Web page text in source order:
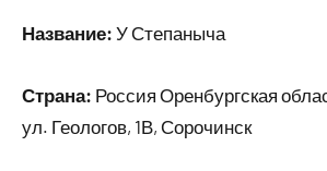
Название: У Степаныча
Страна: Россия Оренбургская
ул. Геологов, 1В, Сорочинск